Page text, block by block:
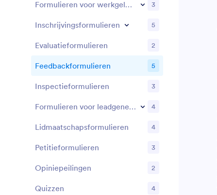
Formulieren voor werkgelegenheid 3
Inschrijvingsformulieren 5
Evaluatieformulieren 2
Feedbackformulieren 5
Inspectieformulieren 3
Formulieren voor leadgeneratie 4
Lidmaatschapsformulieren 4
Petitieformulieren 3
Opiniepeilingen 2
Quizzen 4